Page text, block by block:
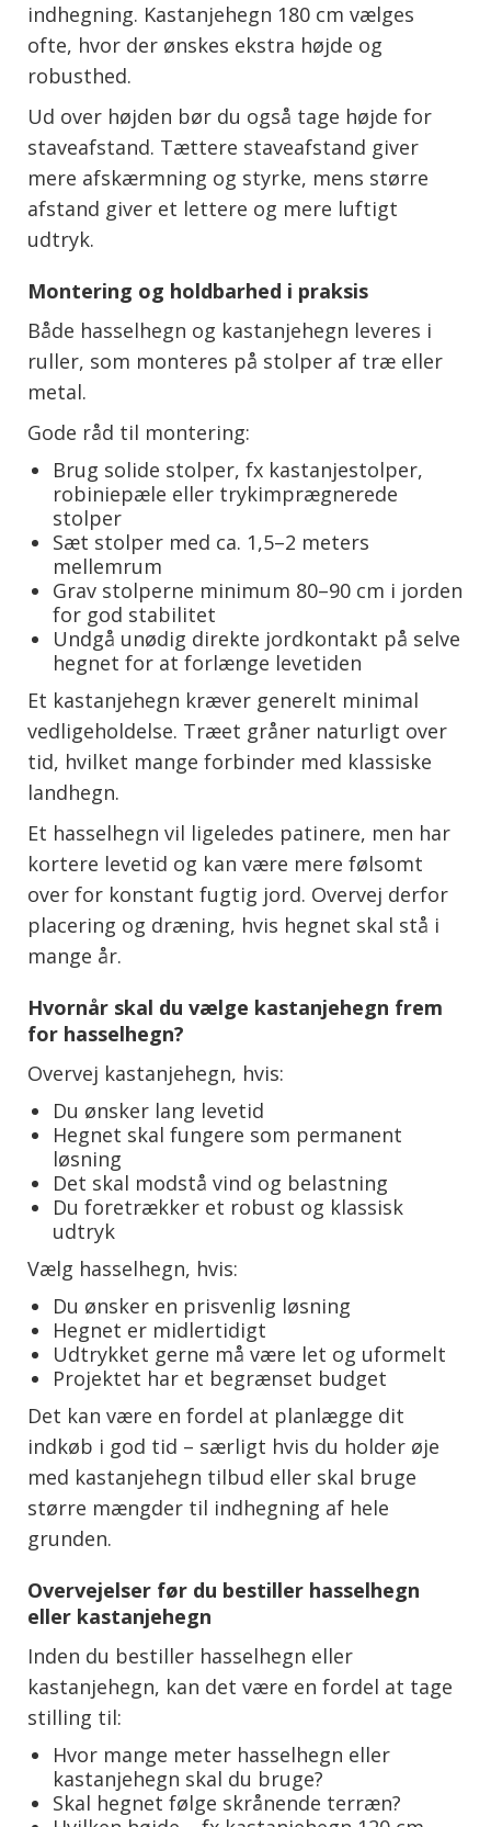
indhegning. Kastanjehegn 180 cm vælges
ofte, hvor der ønskes ekstra højde og
robusthed.
Ud over højden bør du også tage højde for
staveafstand. Tættere staveafstand giver
mere afskærmning og styrke, mens større
afstand giver et lettere og mere luftigt
udtryk.
Montering og holdbarhed i praksis
Både hasselhegn og kastanjehegn leveres i
ruller, som monteres på stolper af træ eller
metal.
Gode råd til montering:
Brug solide stolper, fx kastanjestolper,
robiniepæle eller trykimprægnerede
stolper
Sæt stolper med ca. 1,5–2 meters
mellemrum
Grav stolperne minimum 80–90 cm i jorden
for god stabilitet
Undgå unødig direkte jordkontakt på selve
hegnet for at forlænge levetiden
Et kastanjehegn kræver generelt minimal
vedligeholdelse. Træet gråner naturligt over
tid, hvilket mange forbinder med klassiske
landhegn.
Et hasselhegn vil ligeledes patinere, men har
kortere levetid og kan være mere følsomt
over for konstant fugtig jord. Overvej derfor
placering og dræning, hvis hegnet skal stå i
mange år.
Hvornår skal du vælge kastanjehegn frem
for hasselhegn?
Overvej kastanjehegn, hvis:
Du ønsker lang levetid
Hegnet skal fungere som permanent
løsning
Det skal modstå vind og belastning
Du foretrækker et robust og klassisk
udtryk
Vælg hasselhegn, hvis:
Du ønsker en prisvenlig løsning
Hegnet er midlertidigt
Udtrykket gerne må være let og uformelt
Projektet har et begrænset budget
Det kan være en fordel at planlægge dit
indkøb i god tid – særligt hvis du holder øje
med kastanjehegn tilbud eller skal bruge
større mængder til indhegning af hele
grunden.
Overvejelser før du bestiller hasselhegn
eller kastanjehegn
Inden du bestiller hasselhegn eller
kastanjehegn, kan det være en fordel at tage
stilling til:
Hvor mange meter hasselhegn eller
kastanjehegn skal du bruge?
Skal hegnet følge skrånende terræn?